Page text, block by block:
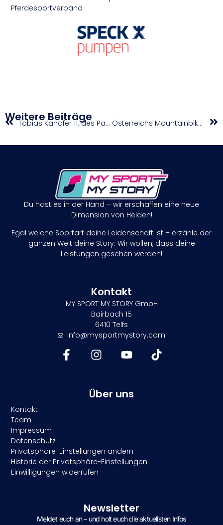
Pferdesportverband
Weitere Beiträge Tobias Kahofer 11. des Parkour-Weltcups in Amstrdam Österreichs Mountainbike-Team glänzt im Staub von Heubach
Du hast es in der Hand – wir erschaffen eine neue
Dimension von Helden!
Egal welche Sportart deine Leidenschaft ist – erzähle der
ganzen Welt deine Story. Wir wollen, dass deine
Leistungen gesehen werden!
Kontakt
MY SPORT MY STORY GmbH
Bairbach 15
6410 Telfs
info@mysportmystory.com
Über uns
Kontakt
Team
Impressum
Datenschutz
Privatsphäre-Einstellungen ändern
Historie der Privatsphäre-Einstellungen
Einwilligungen widerrufen
Newsletter
Meldet euch an – und holt euch die aktuellsten Infos